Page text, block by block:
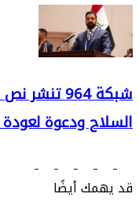
شبكة 964
السلاح ودعوة لعودة
قد يهمك أيضًا